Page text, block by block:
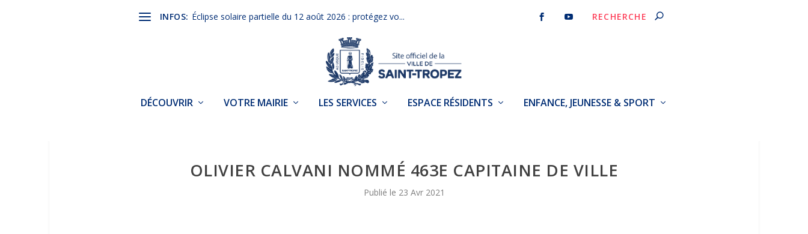
INFOS: Éclipse solaire partielle du 12 août 2026 : protégez vo...
DÉCOUVRIR VOTRE MAIRIE LES SERVICES ESPACE RÉSIDENTS ENFANCE, JEUNESSE & SPORT
OLIVIER CALVANI NOMMÉ 463E CAPITAINE DE VILLE
23 Avr 2021